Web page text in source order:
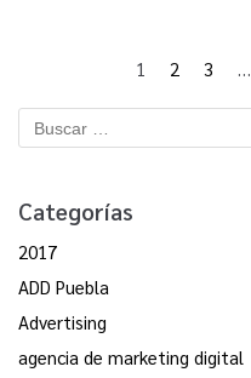
1 2 3 …
Categorías
2017
ADD Puebla
Advertising
agencia de marketing digital